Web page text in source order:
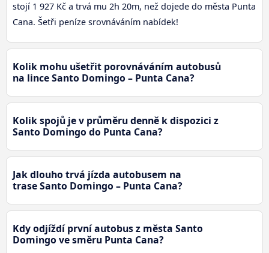
stojí 1 927 Kč a trvá mu 2h 20m, než dojede do města Punta
Cana. Šetři peníze srovnáváním nabídek!
Kolik mohu ušetřit porovnáváním autobusů
na lince Santo Domingo – Punta Cana?
Kolik spojů je v průměru denně k dispozici z
Santo Domingo do Punta Cana?
Jak dlouho trvá jízda autobusem na
trase Santo Domingo – Punta Cana?
Kdy odjíždí první autobus z města Santo
Domingo ve směru Punta Cana?